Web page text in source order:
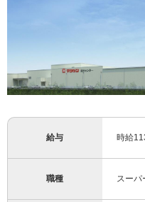
給与 時給
職種 スーパ